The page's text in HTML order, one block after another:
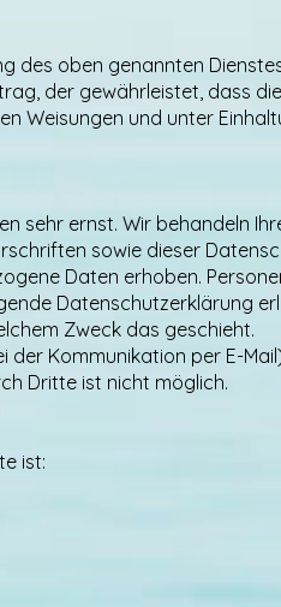
des oben genannten
der gewährleistet, dass
Weisungen und unter
sehr ernst. Wir behandeln
sowie dieser
Daten erhoben.
Datenschutzerklärung
Zweck das geschieht.
Kommunikation per E-
Dritte ist nicht möglich.
ist: